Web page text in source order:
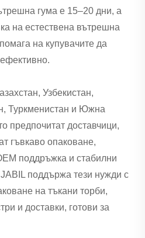
гума е 15–20 дни, а
на естествена вътрешна
на купувачите да
Узбекистан,
Туркменистан и Южна
предпочитат доставчици,
гъвкаво опаковане,
поддръжка и стабилни
поддържа тези нужди с
на тъкани торби,
и доставки, готови за